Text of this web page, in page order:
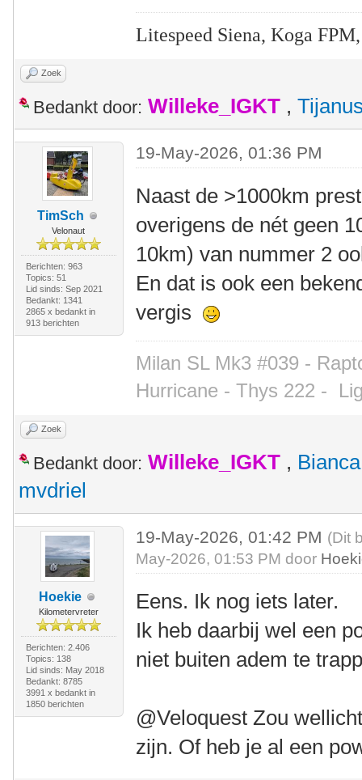
Litespeed Siena, Koga
Zoek
Bedankt door: Willeke_IGKT ,
TimSch
Velonaut
Berichten: 963
Topics: 51
Lid sinds: Sep 2021
Bedankt: 1341
2865 x bedankt in
913 berichten
19-May-2026, 01:36 PM
Naast de >1000km
overigens de nét geen
10km) van nummer 2
En dat is ook een
vergis
Milan SL Mk3 #039 -
Hurricane - Thys 222 -
Zoek
Bedankt door: Willeke_IGKT ,
mvdriel
Hoekie
Kilometervreter
Berichten: 2.406
Topics: 138
Lid sinds: May 2018
Bedankt: 8785
3991 x bedankt in
1850 berichten
19-May-2026, 01:42 PM (Dit
May-2026, 01:53 PM door
Eens. Ik nog iets later.
Ik heb daarbij wel een
niet buiten adem te
@Veloquest Zou
zijn. Of heb je al een